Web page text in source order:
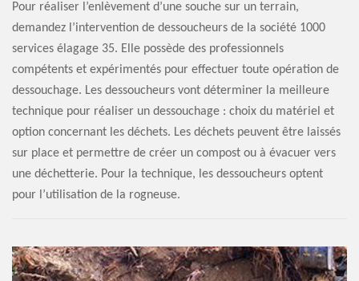
Pour réaliser l’enlèvement d’une souche sur un terrain,
demandez l’intervention de dessoucheurs de la société 1000
services élagage 35. Elle possède des professionnels
compétents et expérimentés pour effectuer toute opération de
dessouchage. Les dessoucheurs vont déterminer la meilleure
technique pour réaliser un dessouchage : choix du matériel et
option concernant les déchets. Les déchets peuvent être laissés
sur place et permettre de créer un compost ou à évacuer vers
une déchetterie. Pour la technique, les dessoucheurs optent
pour l’utilisation de la rogneuse.